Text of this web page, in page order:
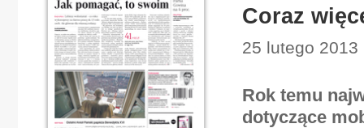
Coraz
25 lutego 2013
Rok temu
dotyczące